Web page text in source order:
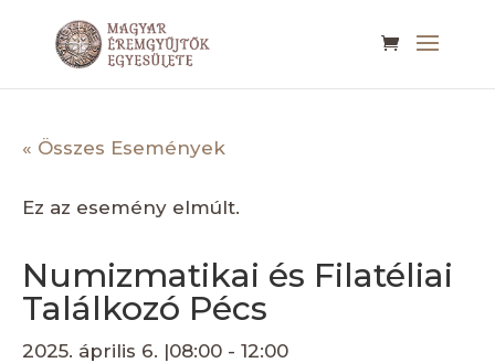
« Összes Események
Ez az esemény elmúlt.
Numizmatikai és Filatéliai
Találkozó Pécs
2025. április 6. |08:00 - 12:00